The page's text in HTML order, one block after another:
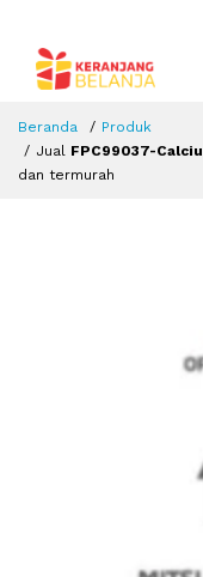
Beranda
Produk
Jual FPC99037-
dan termurah